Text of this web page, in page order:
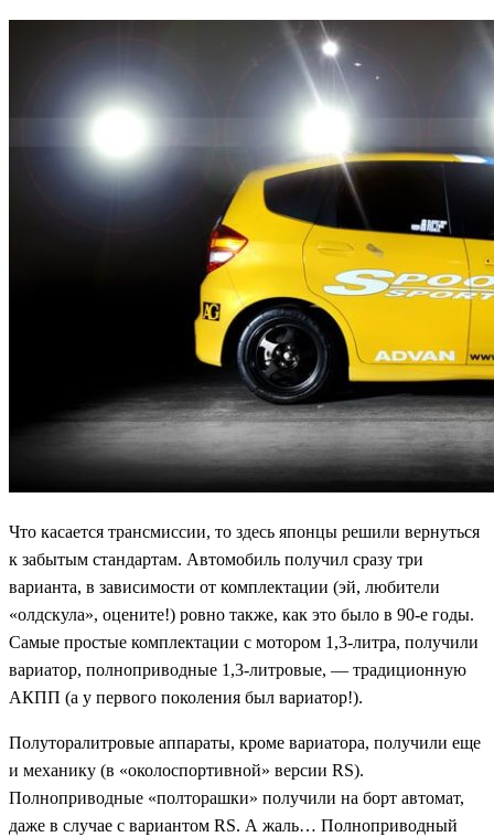
Что касается трансмиссии, то здесь японцы решили вернуться
к забытым стандартам. Автомобиль получил сразу три
варианта, в зависимости от комплектации (эй, любители
«олдскула», оцените!) ровно также, как это было в 90-е годы.
Самые простые комплектации с мотором 1,3-литра, получили
вариатор, полноприводные 1,3-литровые, — традиционную
АКПП (а у первого поколения был вариатор!).
Полуторалитровые аппараты, кроме вариатора, получили еще
и механику (в «околоспортивной» версии RS).
Полноприводные «полторашки» получили на борт автомат,
даже в случае с вариантом RS. А жаль… Полноприводный